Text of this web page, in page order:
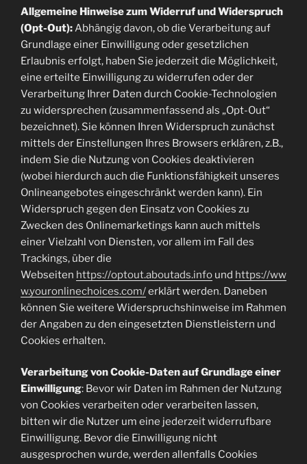
Allgemeine Hinweise zum Widerruf und Widerspruch
(Opt-Out): Abhängig davon, ob die Verarbeitung auf
Grundlage einer Einwilligung oder gesetzlichen
Erlaubnis erfolgt, haben Sie jederzeit die Möglichkeit,
eine erteilte Einwilligung zu widerrufen oder der
Verarbeitung Ihrer Daten durch Cookie-Technologien
zu widersprechen (zusammenfassend als „Opt-Out“
bezeichnet). Sie können Ihren Widerspruch zunächst
mittels der Einstellungen Ihres Browsers erklären, z.B.,
indem Sie die Nutzung von Cookies deaktivieren
(wobei hierdurch auch die Funktionsfähigkeit unseres
Onlineangebotes eingeschränkt werden kann). Ein
Widerspruch gegen den Einsatz von Cookies zu
Zwecken des Onlinemarketings kann auch mittels
einer Vielzahl von Diensten, vor allem im Fall des
Trackings, über die
Webseiten https://optout.aboutads.info und https://ww
w.youronlinechoices.com/erklärt werden. Daneben
können Sie weitere Widerspruchshinweise im Rahmen
der Angaben zu den eingesetzten Dienstleistern und
Cookies erhalten.
Verarbeitung von Cookie-Daten auf Grundlage einer
Einwilligung: Bevor wir Daten im Rahmen der Nutzung
von Cookies verarbeiten oder verarbeiten lassen,
bitten wir die Nutzer um eine jederzeit widerrufbare
Einwilligung. Bevor die Einwilligung nicht
ausgesprochen wurde, werden allenfalls Cookies